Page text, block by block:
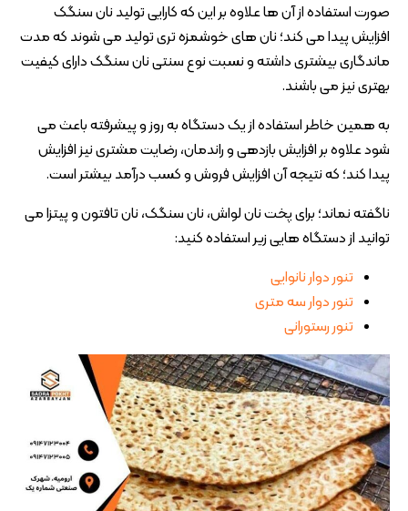
صورت استفاده از آن ها علاوه بر این که کارایی تولید نان سنگک
افزایش پیدا می کند؛ نان های خوشمزه تری تولید می شوند که مدت
ماندگاری بیشتری داشته و نسبت نوع سنتی نان سنگک دارای کیفیت
بهتری نیز می باشند.
به همین خاطر استفاده از یک دستگاه به روز و پیشرفته باعث می
شود علاوه بر افزایش بازدهی و راندمان، رضایت مشتری نیز افزایش
پیدا کند؛ که نتیجه آن افزایش فروش و کسب درآمد بیشتر است.
ناگفته نماند؛ برای پخت نان لواش، نان سنگک، نان تافتون و پیتزا می
توانید از دستگاه هایی زیر استفاده کنید:
تنور دوار نانوایی
تنور دوار سه متری
تنور رستورانی